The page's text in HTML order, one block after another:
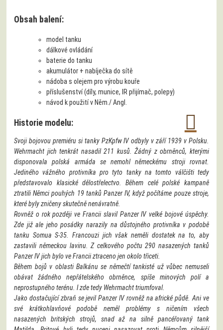
Obsah balení:
model tanku
dálkové ovládání
baterie do tanku
akumulátor + nabíječka do sítě
nádoba s olejem pro výrobu kouře
příslušenství (díly, munice, IR přijímač, polepy)
návod k použití v Něm./ Angl.
Historie modelu:
Svoji bojovou premiéru si tanky PzKpfw IV odbyly v září 1939 v Polsku.
Wehrmacht jich tenkrát nasadil 211 kusů. Žádný z obrněnců, kterými
disponovala polská armáda se nemohl německému stroji rovnat.
Jediného vážného protivníka pro tyto tanky na tomto válčišti tedy
představovalo klasické dělostřelectvo. Během celé polské kampaně
ztratili Němci pouhých 19 tanků Panzer IV, když počítáme pouze stroje,
které byly zničeny skutečně nenávratně.
Rovněž o rok později ve Francii slavil Panzer IV velké bojové úspěchy.
Zde již ale jeho posádky narazily na důstojného protivníka v podobě
tanku Somua S-35. Francouzi jich však neměli dostatek na to, aby
zastavili německou lavinu. Z celkového počtu 290 nasazených tanků
Panzer IV jich bylo ve Francii ztraceno jen okolo třiceti.
Během bojů v oblasti Balkánu se němečtí tankisté už vůbec nemuseli
obávat žádného nepřátelského obrněnce, spíše minových polí a
neprostupného terénu. I zde tedy Wehrmacht triumfoval.
Jako dostačující zbraň se jevil Panzer IV rovněž na africké půdě. Ani ve
své krátkohlavňové podobě neměl problémy s ničením všech
nasazených britských strojů, snad až na silně pancéřovaný tank